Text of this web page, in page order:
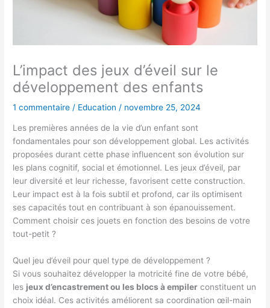
L’impact des jeux d’éveil sur le
développement des enfants
1 commentaire / Education / novembre 25, 2024
Les premières années de la vie d’un enfant sont
fondamentales pour son développement global. Les activités
proposées durant cette phase influencent son évolution sur
les plans cognitif, social et émotionnel. Les jeux d’éveil, par
leur diversité et leur richesse, favorisent cette construction.
Leur impact est à la fois subtil et profond, car ils optimisent
ses capacités tout en contribuant à son épanouissement.
Comment choisir ces jouets en fonction des besoins de votre
tout-petit ?
Quel jeu d’éveil pour quel type de développement ?
Si vous souhaitez développer la motricité fine de votre bébé,
les jeux d’encastrement ou les blocs à empiler constituent un
choix idéal. Ces activités améliorent sa coordination œil-main